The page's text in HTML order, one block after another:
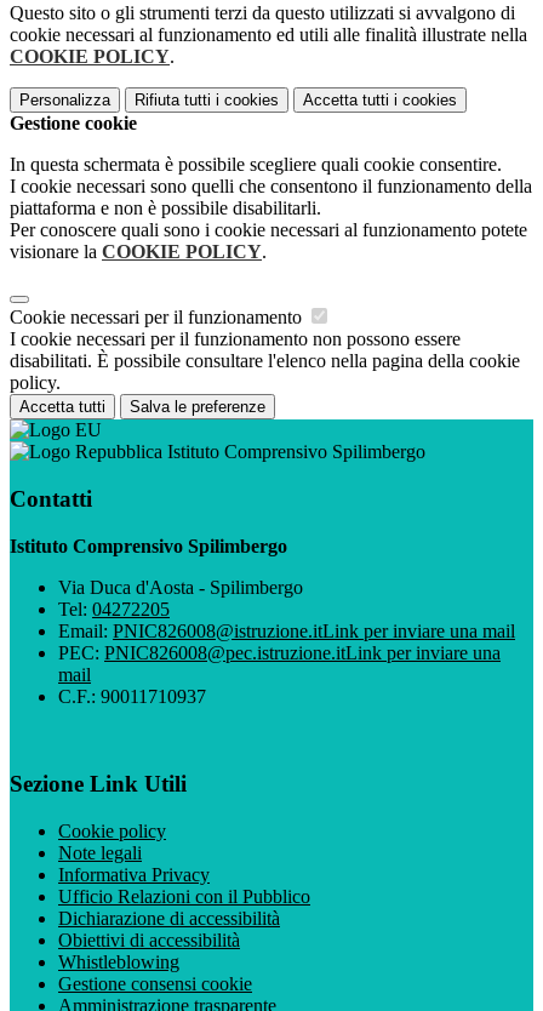
Questo sito o gli strumenti terzi da questo utilizzati si avvalgono di
cookie necessari al funzionamento ed utili alle finalità illustrate nella
COOKIE POLICY.
Personalizza Rifiuta tutti i cookies Accetta tutti i cookies
Gestione cookie
In questa schermata è possibile scegliere quali cookie consentire.
I cookie necessari sono quelli che consentono il funzionamento della
piattaforma e non è possibile disabilitarli.
Per conoscere quali sono i cookie necessari al funzionamento potete
visionare la COOKIE POLICY.
Cookie necessari per il funzionamento
I cookie necessari per il funzionamento non possono essere
disabilitati. È possibile consultare l'elenco nella pagina della cookie
policy.
Accetta tutti Salva le preferenze
Istituto Comprensivo Spilimbergo
Contatti
Istituto Comprensivo Spilimbergo
Via Duca d'Aosta - Spilimbergo
Tel: 04272205
Email: PNIC826008@istruzione.itLink per inviare una mail
PEC: PNIC826008@pec.istruzione.itLink per inviare una
mail
C.F.: 90011710937
Sezione Link Utili
Cookie policy
Note legali
Informativa Privacy
Ufficio Relazioni con il Pubblico
Dichiarazione di accessibilità
Obiettivi di accessibilità
Whistleblowing
Gestione consensi cookie
Amministrazione trasparente